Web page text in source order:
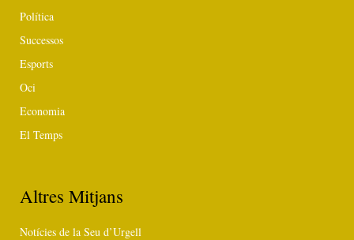
Política
Successos
Esports
Oci
Economia
El Temps
Altres Mitjans
Notícies de la Seu d’Urgell